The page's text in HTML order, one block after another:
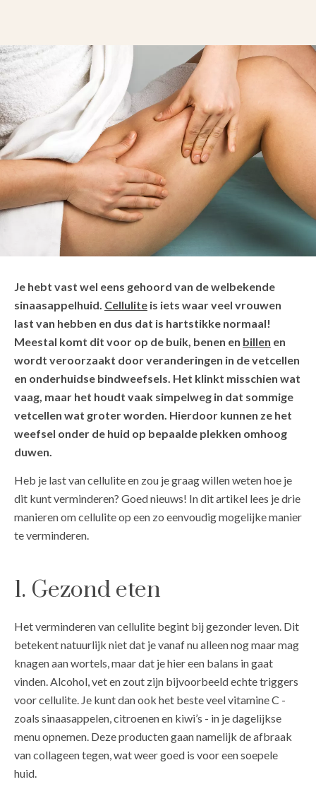
Je hebt vast wel eens gehoord van de welbekende
sinaasappelhuid. Cellulite is iets waar veel vrouwen
last van hebben en dus dat is hartstikke normaal!
Meestal komt dit voor op de buik, benen en billen en
wordt veroorzaakt door veranderingen in de vetcellen
en onderhuidse bindweefsels. Het klinkt misschien wat
vaag, maar het houdt vaak simpelweg in dat sommige
vetcellen wat groter worden. Hierdoor kunnen ze het
weefsel onder de huid op bepaalde plekken omhoog
duwen.
Heb je last van cellulite en zou je graag willen weten hoe je
dit kunt verminderen? Goed nieuws! In dit artikel lees je drie
manieren om cellulite op een zo eenvoudig mogelijke manier
te verminderen.
1. Gezond eten
Het verminderen van cellulite begint bij gezonder leven. Dit
betekent natuurlijk niet dat je vanaf nu alleen nog maar mag
knagen aan wortels, maar dat je hier een balans in gaat
vinden. Alcohol, vet en zout zijn bijvoorbeeld echte triggers
voor cellulite. Je kunt dan ook het beste veel vitamine C -
zoals sinaasappelen, citroenen en kiwi’s - in je dagelijkse
menu opnemen. Deze producten gaan namelijk de afbraak
van collageen tegen, wat weer goed is voor een soepele
huid.